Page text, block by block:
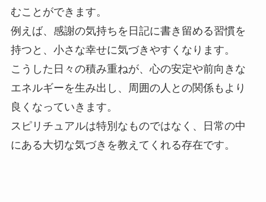
むことができます。
例えば、感謝の気持ちを日記に書き留める習慣を
持つと、小さな幸せに気づきやすくなります。
こうした日々の積み重ねが、心の安定や前向きな
エネルギーを生み出し、周囲の人との関係もより
良くなっていきます。
スピリチュアルは特別なものではなく、日常の中
にある大切な気づきを教えてくれる存在です。